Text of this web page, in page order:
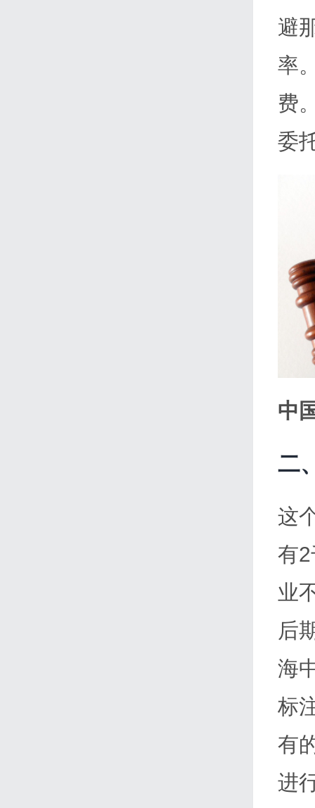
避
率
费
委
中
二
这
有
业
后
海
标
有
进